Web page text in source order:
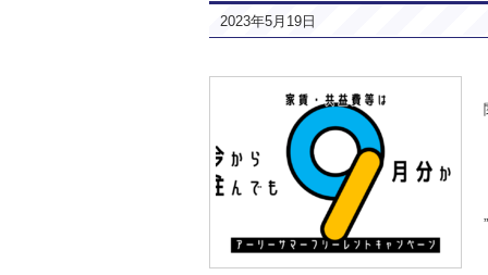
2023年5月19日